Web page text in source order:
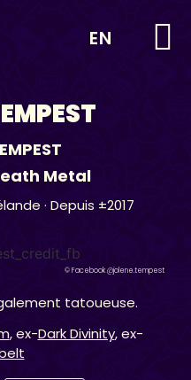
EN
Metal
· Depuis ±2017
© Facebook @jolene.tempest
tatoueuse.
, ex-Dark Divinity, ex-